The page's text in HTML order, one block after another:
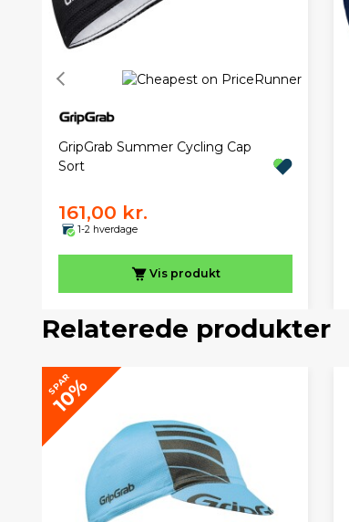
GripGrab Summer Cycling Cap
Sort
161,00 kr.
1-2 hverdage
Vis produkt
Relaterede produkter
SPAR
10%